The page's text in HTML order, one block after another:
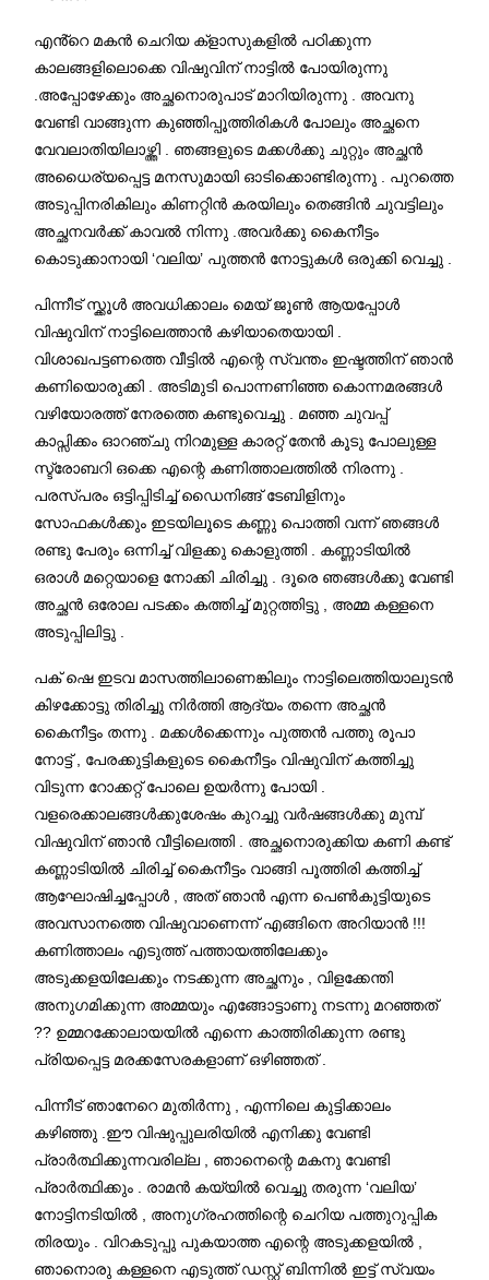
എൻ്റെ മകൻ ചെറിയ ക്ളാസുകളിൽ പഠിക്കുന്ന
കാലങ്ങളിലൊക്കെ വിഷുവിന് നാട്ടിൽ പോയിരുന്നു
.അപ്പോഴേക്കും അച്ഛനൊരുപാട് മാറിയിരുന്നു . അവനു
വേണ്ടി വാങ്ങുന്ന കുഞ്ഞിപ്പൂത്തിരികൾ പോലും അച്ഛനെ
വേവലാതിയിലാഴ്ത്തി . ഞങ്ങളുടെ മക്കൾക്കു ചുറ്റും അച്ഛൻ
അധൈര്യപ്പെട്ട മനസുമായി ഓടിക്കൊണ്ടിരുന്നു . പുറത്തെ
അടുപ്പിനരികിലും കിണറ്റിൻ കരയിലും തെങ്ങിൻ ചുവട്ടിലും
അച്ഛനവർക്ക് കാവൽ നിന്നു .അവർക്കു കൈനീട്ടം
കൊടുക്കാനായി ‘വലിയ’ പുത്തൻ നോട്ടുകൾ ഒരുക്കി വെച്ചു .
പിന്നീട് സ്ക്കൂൾ അവധിക്കാലം മെയ് ജൂൺ ആയപ്പോൾ
വിഷുവിന് നാട്ടിലെത്താൻ കഴിയാതെയായി .
വിശാഖപട്ടണത്തെ വീട്ടിൽ എന്റെ സ്വന്തം ഇഷ്ടത്തിന് ഞാൻ
കണിയൊരുക്കി . അടിമുടി പൊന്നണിഞ്ഞ കൊന്നമരങ്ങൾ
വഴിയോരത്ത് നേരത്തെ കണ്ടുവെച്ചു . മഞ്ഞ ചുവപ്പ്
കാപ്സിക്കം ഓറഞ്ചു നിറമുള്ള കാരറ്റ് തേൻ കൂടു പോലുള്ള
സ്ട്രോബറി ഒക്കെ എന്റെ കണിത്താലത്തിൽ നിരന്നു .
പരസ്പരം ഒട്ടിപ്പിടിച്ച് ഡൈനിങ്ങ് ടേബിളിനും
സോഫകൾക്കും ഇടയിലൂടെ കണ്ണു പൊത്തി വന്ന് ഞങ്ങൾ
രണ്ടു പേരും ഒന്നിച്ച് വിളക്കു കൊളുത്തി . കണ്ണാടിയിൽ
ഒരാൾ മറ്റെയാളെ നോക്കി ചിരിച്ചു . ദൂരെ ഞങ്ങൾക്കു വേണ്ടി
അച്ഛൻ ഒരോല പടക്കം കത്തിച്ച് മുറ്റത്തിട്ടു , അമ്മ കള്ളനെ
അടുപ്പിലിട്ടു .
പക് ഷെ ഇടവ മാസത്തിലാണെങ്കിലും നാട്ടിലെത്തിയാലുടൻ
കിഴക്കോട്ടു തിരിച്ചു നിർത്തി ആദ്യം തന്നെ അച്ഛൻ
കൈനീട്ടം തന്നു . മക്കൾക്കെന്നും പുത്തൻ പത്തു രൂപാ
നോട്ട് , പേരക്കുട്ടികളുടെ കൈനീട്ടം വിഷുവിന് കത്തിച്ചു
വിടുന്ന റോക്കറ്റ് പോലെ ഉയർന്നു പോയി .
വളരെക്കാലങ്ങൾക്കുശേഷം കുറച്ചു വർഷങ്ങൾക്കു മുമ്പ്
വിഷുവിന് ഞാൻ വീട്ടിലെത്തി . അച്ഛനൊരുക്കിയ കണി കണ്ട്
കണ്ണാടിയിൽ ചിരിച്ച് കൈനീട്ടം വാങ്ങി പൂത്തിരി കത്തിച്ച്
ആഘോഷിച്ചപ്പോൾ , അത് ഞാൻ എന്ന പെൺകുട്ടിയുടെ
അവസാനത്തെ വിഷുവാണെന്ന് എങ്ങിനെ അറിയാൻ !!!
കണിത്താലം എടുത്ത് പത്തായത്തിലേക്കും
അടുക്കളയിലേക്കും നടക്കുന്ന അച്ഛനും , വിളക്കേന്തി
അനുഗമിക്കുന്ന അമ്മയും എങ്ങോട്ടാണു നടന്നു മറഞ്ഞത്
?? ഉമ്മറക്കോലായയിൽ എന്നെ കാത്തിരിക്കുന്ന രണ്ടു
പ്രിയപ്പെട്ട മരക്കസേരകളാണ് ഒഴിഞ്ഞത് .
പിന്നീട് ഞാനേറെ മുതിർന്നു , എന്നിലെ കുട്ടിക്കാലം
കഴിഞ്ഞു .ഈ വിഷുപ്പുലരിയിൽ എനിക്കു വേണ്ടി
പ്രാർത്ഥിക്കുന്നവരില്ല , ഞാനെന്റെ മകനു വേണ്ടി
പ്രാർത്ഥിക്കും . രാമൻ കയ്യിൽ വെച്ചു തരുന്ന ‘വലിയ’
നോട്ടിനടിയിൽ , അനുഗ്രഹത്തിന്റെ ചെറിയ പത്തുറുപ്പിക
തിരയും . വിറകടുപ്പു പുകയാത്ത എന്റെ അടുക്കളയിൽ ,
ഞാനൊരു കള്ളനെ എടുത്ത് ഡസ്റ്റ് ബിന്നിൽ ഇട്ട് സ്വയം